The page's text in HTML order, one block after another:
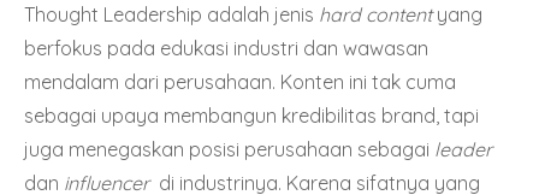
Thought Leadership adalah jenis hard contentyang
berfokus pada edukasi industri dan wawasan
mendalam dari perusahaan. Konten ini tak cuma
sebagai upaya membangun kredibilitas brand , tapi
juga menegaskan posisi perusahaan sebagai leader
dan influencerdi industrinya. Karena sifatnya yang